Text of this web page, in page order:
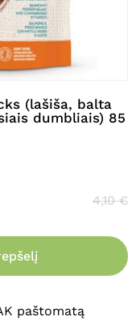
(lašiša, balta
dumbliais) 85
4,10€
paštomatą
jų nebereiktų
kartą vėl norėsiu